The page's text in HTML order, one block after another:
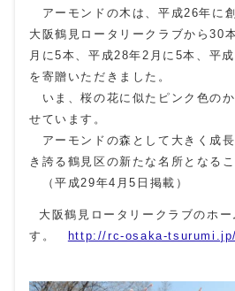
アーモンドの木は、平成26年に
大阪鶴見ロータリークラブから30
月に5本、平成28年2月に5本、平
を寄贈いただきました。
いま、桜の花に似たピンク色の
せています。
アーモンドの森として大きく成
き誇る鶴見区の新たな名所となる
（平成29年4月5日掲載）
大阪鶴見ロータリークラブのホ
す。
http://rc-osaka-tsurumi.jp/